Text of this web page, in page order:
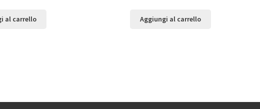
al carrello Aggiungi al carrello